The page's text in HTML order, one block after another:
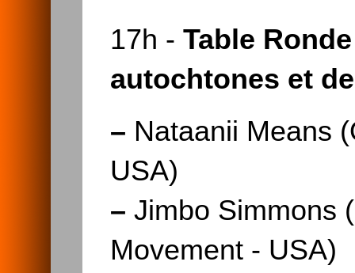
17h - Table
autochtones et
– Nataanii Means
USA)
– Jimbo Simmons
Movement - USA)